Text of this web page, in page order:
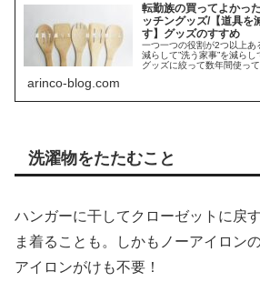
転勤族の買ってよかっ
ッチングッズ/【道具を
す】グッズのすすめ
一つ一つの役割が2つ以上あ
減らして”洗う家事”を減ら
グッズに絞って数年間使っ
arinco-blog.com
洗濯物をたたむこと
ハンガーに干してクローゼットに戻
ま着ることも。しかもノーアイロン
アイロンがけも不要！